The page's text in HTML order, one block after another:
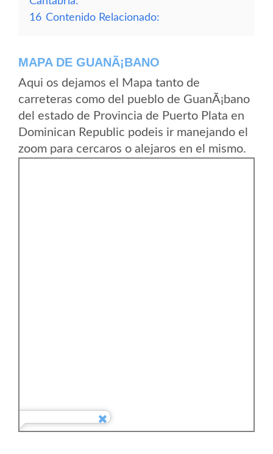
16 Contenido Relacionado:
MAPA DE GUANÃ¡BANO
Aqui os dejamos el Mapa tanto de
carreteras como del pueblo de GuanÃ¡bano
del estado de Provincia de Puerto Plata en
Dominican Republic podeis ir manejando el
zoom para cercaros o alejaros en el mismo.